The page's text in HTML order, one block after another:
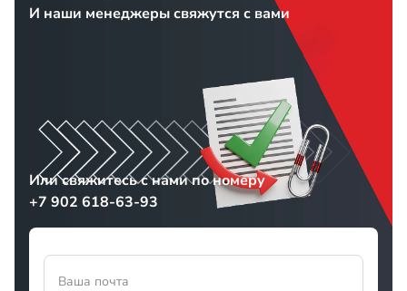
И наши менеджеры свяжутся с вами
Или свяжитесь с нами по номеру
+7 902 618-63-93
Ваша почта